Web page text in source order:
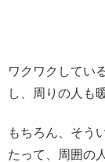
ワクワクしてい
し、周りの人も
もちろん、そう
たって、周囲の